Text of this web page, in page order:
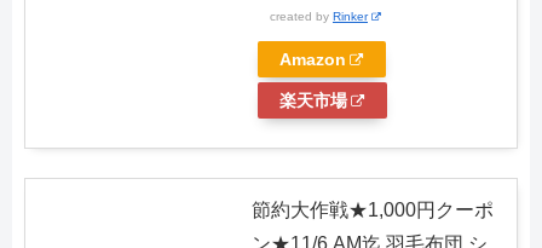
created by Rinker
Amazon
楽天市場
節約大作戦★1,000円クーポ
ン★11/6 AM迄 羽毛布団 シ